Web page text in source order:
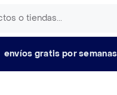
envíos gratis por semanas